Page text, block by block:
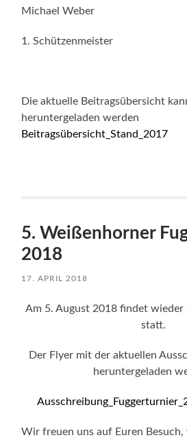
Michael Weber
1. Schützenmeister
Die aktuelle Beitragsübersicht
heruntergeladen werden
Beitragsübersicht_Stand_2017
5. Weißenhorner
2018
17. APRIL 2018
Am 5. August 2018 findet wieder
statt.
Der Flyer mit der aktuellen
heruntergeladen
Wir freuen uns auf Euren Besuch,